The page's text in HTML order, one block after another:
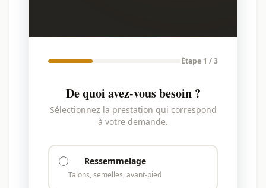
Étape 1 / 3
De quoi avez-vous besoin ?
Sélectionnez la prestation qui correspond
à votre demande.
Ressemmelage
Talons, semelles, avant-pied